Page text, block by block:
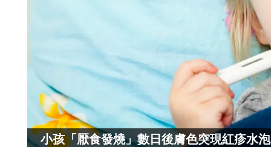
小孩「厭食發燒」數日後膚色突現紅疹水